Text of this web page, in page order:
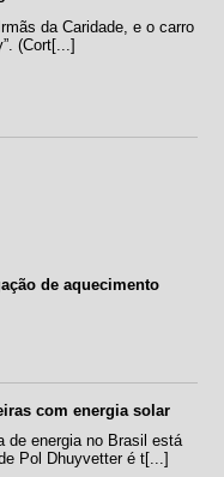
da Caridade, e o carro
(Cort[...]
de aquecimento
com energia solar
de energia no Brasil está
Pol Dhuyvetter é t[...]